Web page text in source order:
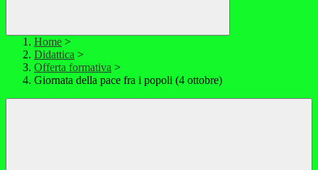
Home >
Didattica >
Offerta formativa >
Giornata della pace fra i popoli (4 ottobre)